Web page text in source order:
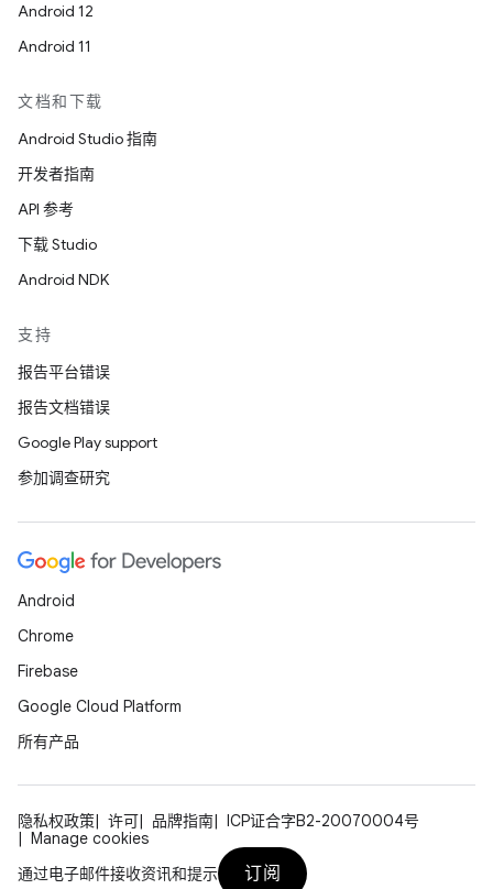
Android 12
Android 11
文档和下载
Android Studio 指南
开发者指南
API 参考
下载 Studio
Android NDK
支持
报告平台错误
报告文档错误
Google Play support
参加调查研究
Android
Chrome
Firebase
Google Cloud Platform
所有产品
隐私权政策 许可 品牌指南
ICP证合字B2-20070004号
Manage cookies
通过电子邮件接收资讯和提示
订阅